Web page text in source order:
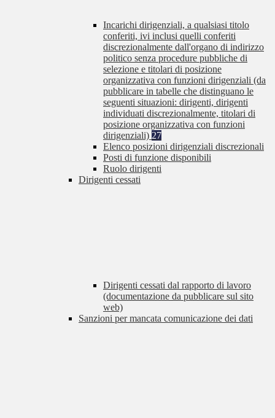
Incarichi dirigenziali, a qualsiasi titolo
conferiti, ivi inclusi quelli conferiti
discrezionalmente dall'organo di indirizzo
politico senza procedure pubbliche di
selezione e titolari di posizione
organizzativa con funzioni dirigenziali (da
pubblicare in tabelle che distinguano le
seguenti situazioni: dirigenti, dirigenti
individuati discrezionalmente, titolari di
posizione organizzativa con funzioni
dirigenziali) 27
Elenco posizioni dirigenziali discrezionali
Posti di funzione disponibili
Ruolo dirigenti
Dirigenti cessati
Dirigenti cessati dal rapporto di lavoro
(documentazione da pubblicare sul sito
web)
Sanzioni per mancata comunicazione dei dati